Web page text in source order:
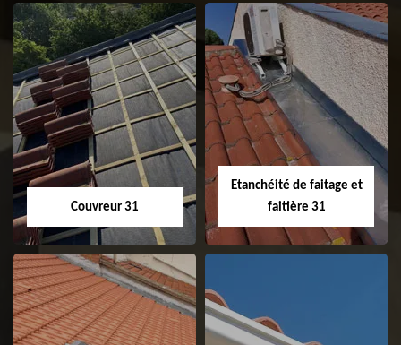
Couvreur 31
Couvreur 31
Etanchéité de faitage et
faitière 31
Etanchéité de